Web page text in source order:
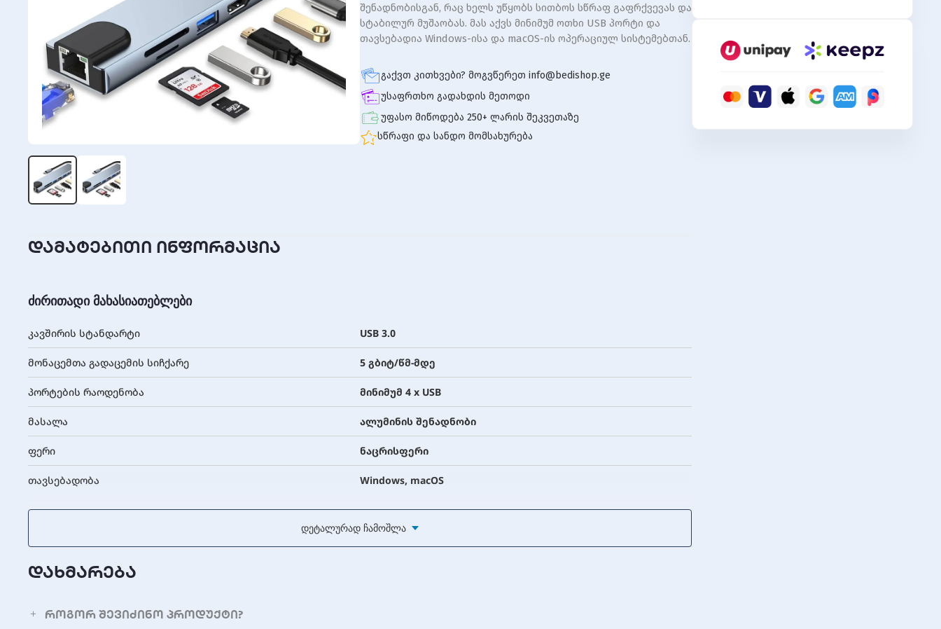
შენადნობისგან, რაც ხელს უწყობს სითბოს სწრაფ გაფრქვევას და
სტაბილურ მუშაობას. მას აქვს მინიმუმ ოთხი USB პორტი და
თავსებადია Windows-ისა და macOS-ის ოპერაციულ სისტემებთან.
გაქვთ კითხვები? მოგვწერეთ info@bedishop.ge
უსაფრთხო გადახდის მეთოდი
უფასო მიწოდება 250+ ლარის შეკვეთაზე
სწრაფი და სანდო მომსახურება
დამატებითი ინფორმაცია
ძირითადი მახასიათებლები
კავშირის სტანდარტი USB 3.0
მონაცემთა გადაცემის სიჩქარე 5 გბიტ/წმ-მდე
პორტების რაოდენობა მინიმუმ 4 x USB
მასალა ალუმინის შენადნობი
ფერი ნაცრისფერი
თავსებადობა Windows, macOS
Დეტალურად Ჩამოშლა
დახმარება
როგორ შევიძინო პროდუქტი?
Expanded
Docking,